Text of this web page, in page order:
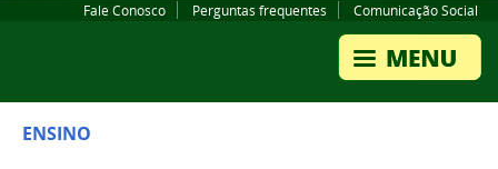
Fale Conosco Perguntas frequentes Comunicação Social
ENSINO